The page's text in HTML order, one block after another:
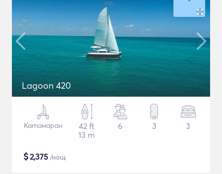
Lagoon 420
Катамаран
42 ft
13 m
6 3 3
$2,375 /нощ